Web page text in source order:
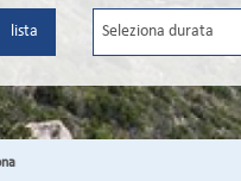
lista